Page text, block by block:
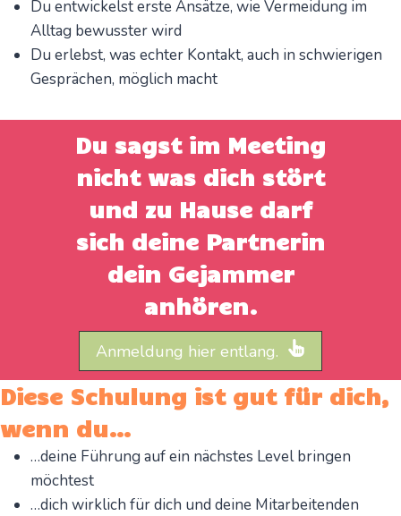
Du entwickelst erste Ansätze, wie Vermeidung im
Alltag bewusster wird
Du erlebst, was echter Kontakt, auch in schwierigen
Gesprächen, möglich macht
Du sagst im Meeting
nicht was dich stört
und zu Hause darf
sich deine Partnerin
dein Gejammer
anhören.
Anmeldung hier entlang.
Diese Schulung ist gut für dich,
wenn du…
…deine Führung auf ein nächstes Level bringen
möchtest
…dich wirklich für dich und deine Mitarbeitenden